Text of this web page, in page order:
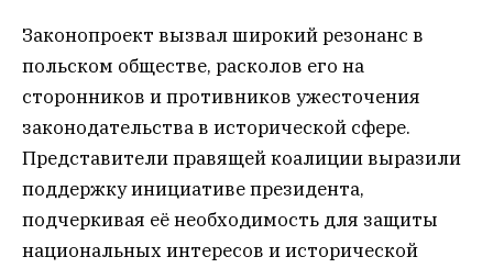
Законопроект вызвал широкий резонанс в
польском обществе, расколов его на
сторонников и противников ужесточения
законодательства в исторической сфере.
Представители правящей коалиции выразили
поддержку инициативе президента,
подчеркивая её необходимость для защиты
национальных интересов и исторической